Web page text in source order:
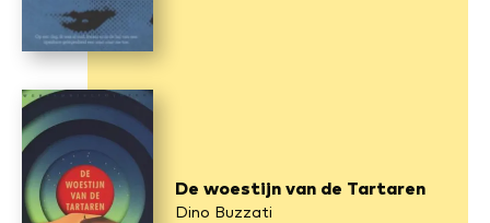
De woestijn van de Tartaren
Dino Buzzati